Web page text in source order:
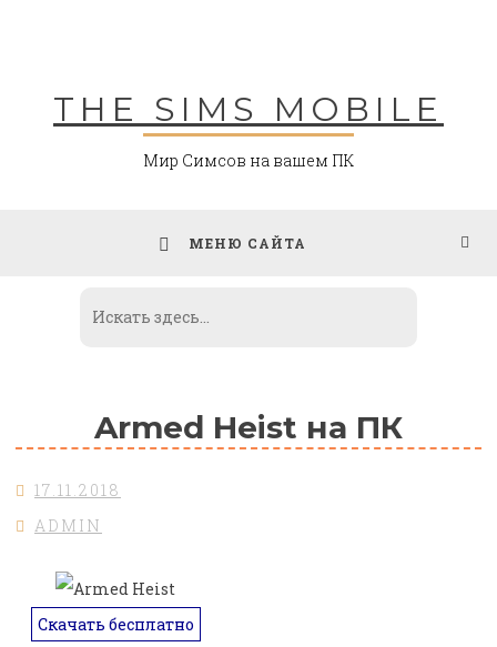
THE SIMS MOBILE
Мир Симсов на вашем ПК
МЕНЮ САЙТА
Armed Heist на ПК
17.11.2018
ADMIN
Скачать бесплатно